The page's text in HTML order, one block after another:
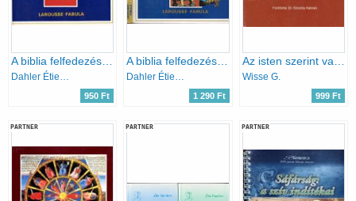
950 Ft 1 290 Ft
Wisse G.
999 Ft
PARTNER PARTNER PARTNER